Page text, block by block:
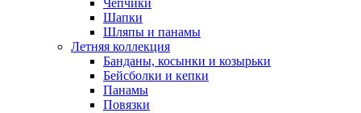
Чепчики
Шапки
Шляпы и панамы
Летняя коллекция
Банданы, косынки и козырьки
Бейсболки и кепки
Панамы
Повязки